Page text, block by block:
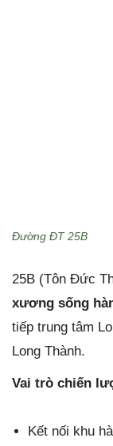
Đường ĐT 25B
25B (Tôn Đức
xương sống
tiếp trung tâm
Long Thành.
Vai trò chiến
Kết nối khu